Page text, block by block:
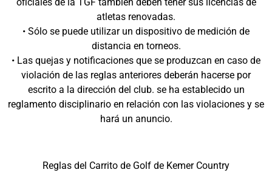
atletas renovadas.
• Sólo se puede utilizar un dispositivo de medición de
distancia en torneos.
• Las quejas y notificaciones que se produzcan en caso de
violación de las reglas anteriores deberán hacerse por
escrito a la dirección del club. se ha establecido un
reglamento disciplinario en relación con las violaciones y se
hará un anuncio.
Reglas del Carrito de Golf de Kemer Country